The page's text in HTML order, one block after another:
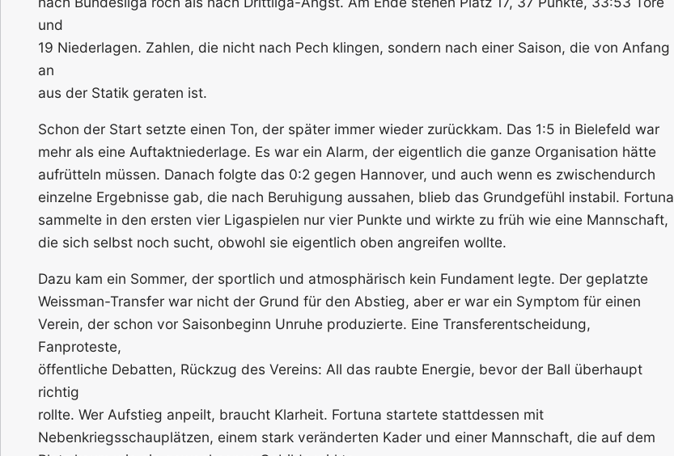
und
19 Niederlagen. Zahlen, die nicht nach Pech klingen, sondern nach einer Saison, die von Anfang
an
aus der Statik geraten ist.
Schon der Start setzte einen Ton, der später immer wieder zurückkam. Das 1:5 in Bielefeld war
mehr als eine Auftaktniederlage. Es war ein Alarm, der eigentlich die ganze Organisation hätte
aufrütteln müssen. Danach folgte das 0:2 gegen Hannover, und auch wenn es zwischendurch
einzelne Ergebnisse gab, die nach Beruhigung aussahen, blieb das Grundgefühl instabil. Fortuna
sammelte in den ersten vier Ligaspielen nur vier Punkte und wirkte zu früh wie eine Mannschaft,
die sich selbst noch sucht, obwohl sie eigentlich oben angreifen wollte.
Dazu kam ein Sommer, der sportlich und atmosphärisch kein Fundament legte. Der geplatzte
Weissman-Transfer war nicht der Grund für den Abstieg, aber er war ein Symptom für einen
Verein, der schon vor Saisonbeginn Unruhe produzierte. Eine Transferentscheidung,
Fanproteste,
öffentliche Debatten, Rückzug des Vereins: All das raubte Energie, bevor der Ball überhaupt
richtig
rollte. Wer Aufstieg anpeilt, braucht Klarheit. Fortuna startete stattdessen mit
Nebenkriegsschauplätzen, einem stark veränderten Kader und einer Mannschaft, die auf dem